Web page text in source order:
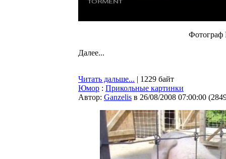
Фотограф
Далее...
Читать дальше... | 1229 байт
Юмор : Прикольные картинки
Автор: Ganzelis в 26/08/2008 07:00:00 (